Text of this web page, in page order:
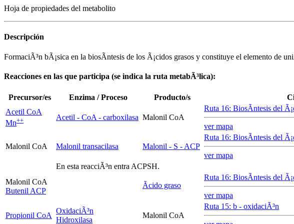
Hoja de propiedades del metabolito
Descripción
FormaciÃ³n bÃ¡sica en la biosÃ­ntesis de los Ã¡cidos grasos y constituye el elemento de
Reacciones en las que participa (se indica la ruta metabÃ³lica):
Precursor/es Enzima / Proceso Producto/s
Acetil CoA
Mn++ Acetil - CoA - carboxilasa Malonil CoA
Ruta 16: BiosÃ­ntesis del
ver mapa
Malonil CoA Malonil transacilasa Malonil - S - ACP
Ruta 16: BiosÃ­ntesis del
ver mapa
En esta reacciÃ³n entra ACPSH.
Malonil CoA
Butenil ACP
Ãcido graso
Ruta 16: BiosÃ­ntesis del
ver mapa
Propionil CoA
OxidaciÃ³n
Hidroxilasa
Malonil CoA
Ruta 15: b - oxidaciÃ³n